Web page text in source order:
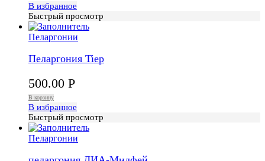
В избранное
Быстрый просмотр
Пеларгонии
Пеларгония Tiep
500.00 Р
В корзину
В избранное
Быстрый просмотр
Пеларгонии